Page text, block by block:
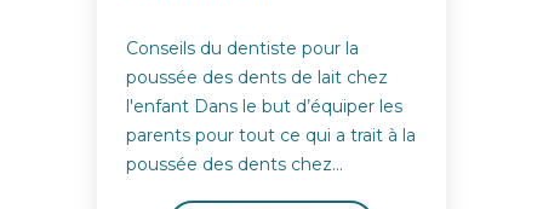
Conseils du dentiste pour la
poussée des dents de lait chez
l'enfant Dans le but d’équiper les
parents pour tout ce qui a trait à la
poussée des dents chez…